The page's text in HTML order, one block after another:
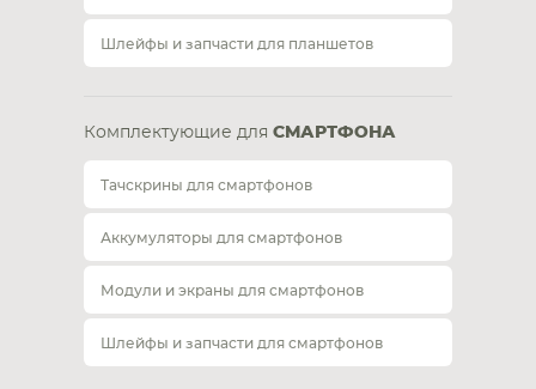
Шлейфы и запчасти для планшетов
Комплектующие для СМАРТФОНА
Тачскрины для смартфонов
Аккумуляторы для смартфонов
Модули и экраны для смартфонов
Шлейфы и запчасти для смартфонов